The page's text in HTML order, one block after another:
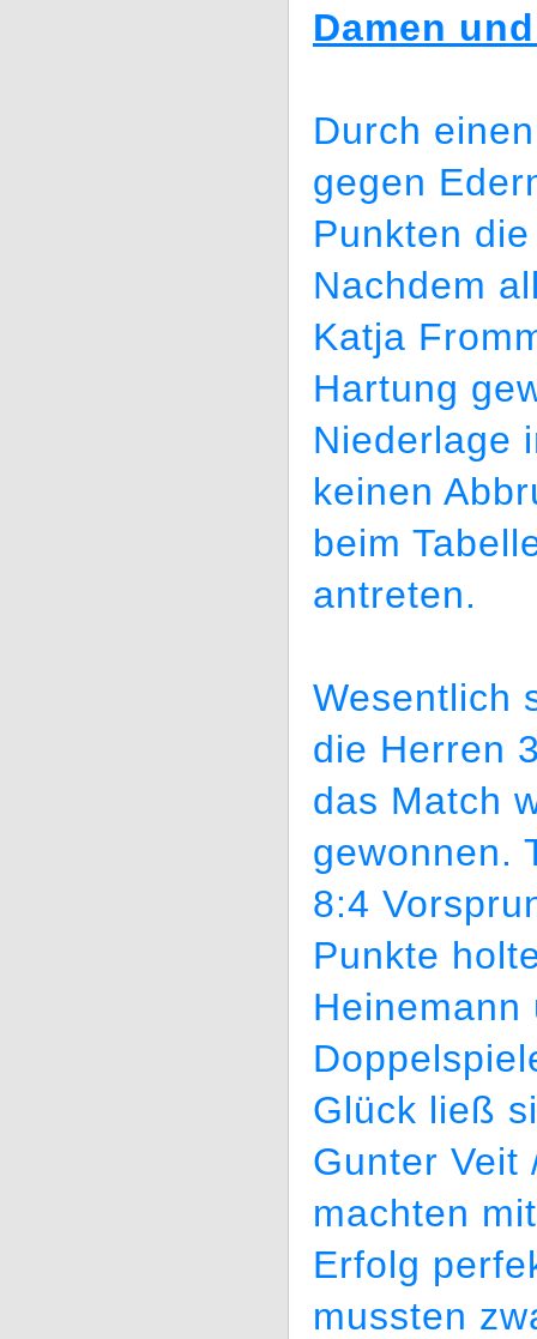
Damen
Durch
gegen
Punkten
Nachdem
Katja
Hartung
Niederlage
keinen
beim
antreten.
Wesentlich
die Herren
das Match
gewonnen.
8:4
Punkte
Glück ließ
Gunter Veit
machten
Erfolg
mussten